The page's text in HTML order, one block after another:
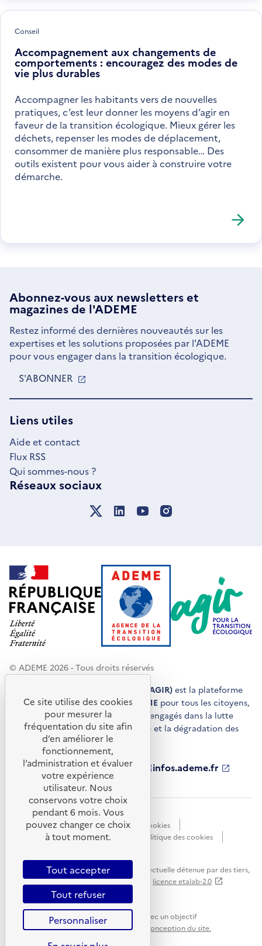
Conseil
Accompagnement aux changements de
comportements : encouragez des modes de
vie plus durables
Accompagner les habitants vers de nouvelles
pratiques, c’est leur donner les moyens d’agir en
faveur de la transition écologique. Mieux gérer les
déchets, repenser les modes de déplacement,
consommer de manière plus responsable… Des
outils existent pour vous aider à construire votre
démarche.
Abonnez-vous aux newsletterset
magazines de l'ADEME
Restez informé des dernières nouveautés sur les
expertises et les solutions proposées par l'ADEME
pour vous engager dans la transition écologique.
S'ABONNER
UNE
Liens utiles
Aide et contact
Flux RSS
Qui sommes-nous ?
Réseaux sociaux
© ADEME 2026 - Tous droits réservés
Agir pour la transition écologique (AGIR) est la plateforme
de conseils et de services de l'ADEME pour tous les citoyens,
acteurs économiques et territoires engagés dans la lutte
contre le réchauffement climatique et la dégradation des
ressources.
ademe.fr
S'ouvre
nouvelle
fenêtre
librairie.ademe.fr
S'ouvre
dans
une
nouvelle
fenêtre
infos.ademe.fr
S'ouvre
nouvelle
ademe.fr/presse
S'ouvre
nouvelle
fenêtre
Accessibilité : non conforme
Données personnelles
Gestion des cookies
Mentions légales
Plan du site
Politique des cookies
dans
nouvelle
Sauf mention explicite de propriété intellectuelle détenue par des tiers,
les contenus de ce site sont proposés sous licence etalab-2.0
Ce site internet est pensé et développé avec un objectif
d'écoconception.En savoir plus sur l'écoconception du site.
Ce site utilise des cookies
pour mesurer la
fréquentation du site afin
d’en améliorer le
fonctionnement,
l’administration et évaluer
votre expérience
utilisateur. Nous
conservons votre choix
pendant 6 mois. Vous
pouvez changer ce choix
à tout moment.
Tout accepter
Tout refuser
Personnaliser